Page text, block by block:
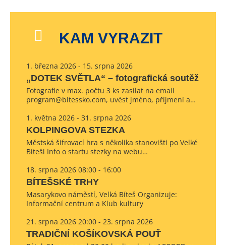
KAM VYRAZIT
1. března 2026 - 15. srpna 2026
„DOTEK SVĚTLA“ – fotografická soutěž
Fotografie v max. počtu 3 ks zasílat na email
program@bitessko.com, uvést jméno, příjmení a…
1. května 2026 - 31. srpna 2026
KOLPINGOVA STEZKA
Městská šifrovací hra s několika stanovišti po Velké
Bíteši Info o startu stezky na webu…
18. srpna 2026 08:00 - 16:00
BÍTEŠSKÉ TRHY
Masarykovo náměstí, Velká Bíteš Organizuje:
Informační centrum a Klub kultury
21. srpna 2026 20:00 - 23. srpna 2026
TRADIČNÍ KOŠÍKOVSKÁ POUŤ